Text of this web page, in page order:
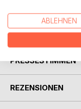
AUTOR/IN
PRESSESTIMMEN
REZENSIONEN
ABLEHNEN